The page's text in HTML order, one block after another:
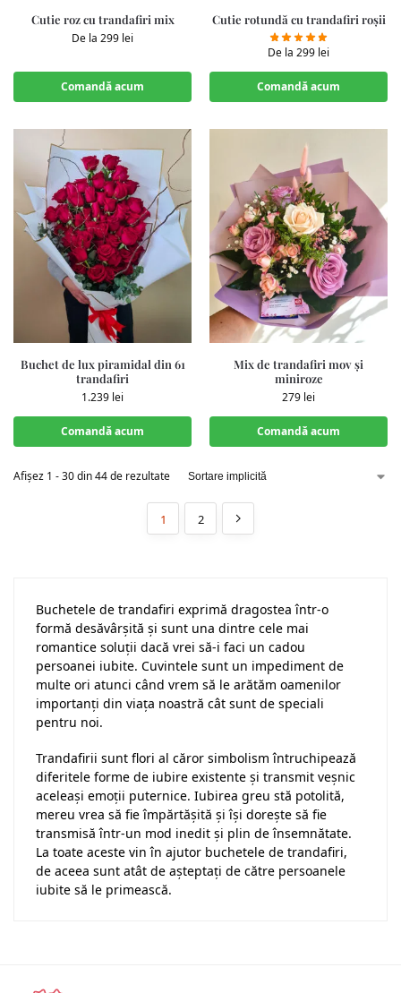
Cutie roz cu trandafiri mix
De la 299 lei
Comandă acum
Cutie rotundă cu trandafiri roșii
De la 299 lei
Comandă acum
Buchet de lux piramidal din 61
trandafiri
1.239 lei
Comandă acum
Mix de trandafiri mov și
miniroze
279 lei
Comandă acum
Afișez 1 - 30 din 44 de rezultate
1 2
Buchetele de trandafiri exprimă dragostea într-o
formă desăvârșită și sunt una dintre cele mai
romantice soluții dacă vrei să-i faci un cadou
persoanei iubite. Cuvintele sunt un impediment de
multe ori atunci când vrem să le arătăm oamenilor
importanți din viața noastră cât sunt de speciali
pentru noi.
Trandafirii sunt flori al căror simbolism întruchipează
diferitele forme de iubire existente și transmit veșnic
aceleași emoții puternice. Iubirea greu stă potolită,
mereu vrea să fie împărtășită și își dorește să fie
transmisă într-un mod inedit și plin de însemnătate.
La toate aceste vin în ajutor buchetele de trandafiri,
de aceea sunt atât de așteptați de către persoanele
iubite să le primească.